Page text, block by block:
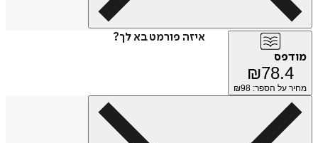
איזה פורמט בא לך?
₪
על הספר: ₪98